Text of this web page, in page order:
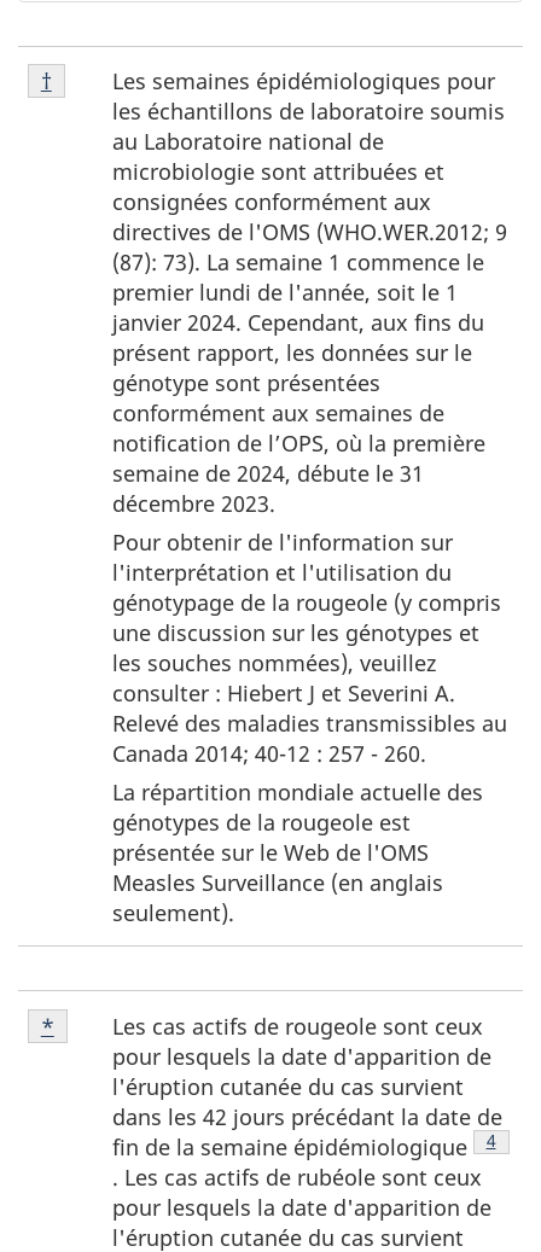
Note
de
Les semaines épidémiologiques pour
les échantillons de laboratoire soumis
au Laboratoire national de
microbiologie sont attribuées et
consignées conformément aux
directives de l'OMS (WHO.WER.2012; 9
(87): 73). La semaine 1 commence le
premier lundi de l'année, soit le 1
janvier 2024. Cependant, aux fins du
présent rapport, les données sur le
génotype sont présentées
conformément aux semaines de
notification de l’OPS, où la première
semaine de 2024, débute le 31
décembre 2023.
Pour obtenir de l'information sur
l'interprétation et l'utilisation du
génotypage de la rougeole (y compris
une discussion sur les génotypes et
les souches nommées), veuillez
consulter : Hiebert J et Severini A.
Relevé des maladies transmissibles au
Canada 2014; 40-12 : 257 - 260.
La répartition mondiale actuelle des
génotypes de la rougeole est
présentée sur le Web de l'OMS
Measles Surveillance (en anglais
seulement).
Retour à la référence de la note de bas de page
†
Note
de
Les cas actifs de rougeole sont ceux
pour lesquels la date d'apparition de
l'éruption cutanée du cas survient
dans les 42 jours précédant la date de
fin de la semaine épidémiologique
Note
4
. Les cas actifs de rubéole sont ceux
pour lesquels la date d'apparition de
l'éruption cutanée du cas survient
Retour à la référence de la note de bas de page
*